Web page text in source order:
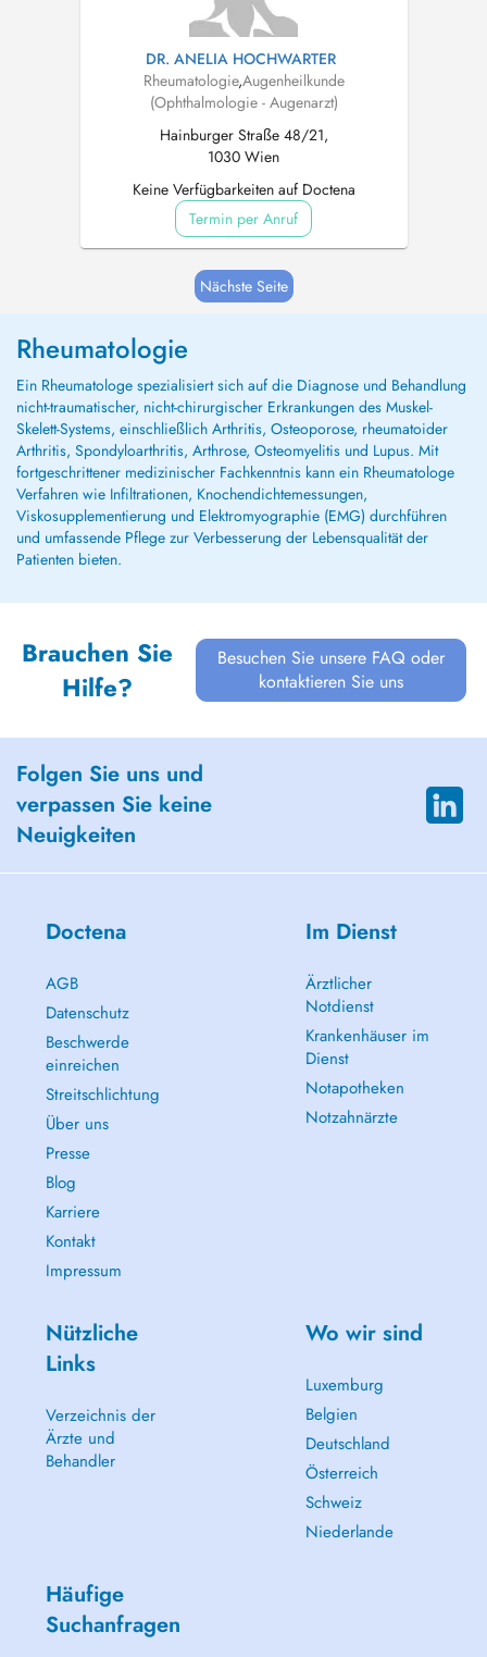
DR. ANELIA HOCHWARTER
Rheumatologie,Augenheilkunde
(Ophthalmologie - Augenarzt)
Hainburger Straße 48/21,
1030 Wien
Keine Verfügbarkeiten auf Doctena
Termin per Anruf
Nächste Seite
Rheumatologie
Ein Rheumatologe spezialisiert sich auf die Diagnose und Behandlung
nicht-traumatischer, nicht-chirurgischer Erkrankungen des Muskel-
Skelett-Systems, einschließlich Arthritis, Osteoporose, rheumatoider
Arthritis, Spondyloarthritis, Arthrose, Osteomyelitis und Lupus. Mit
fortgeschrittener medizinischer Fachkenntnis kann ein Rheumatologe
Verfahren wie Infiltrationen, Knochendichtemessungen,
Viskosupplementierung und Elektromyographie (EMG) durchführen
und umfassende Pflege zur Verbesserung der Lebensqualität der
Patienten bieten.
Brauchen Sie
Hilfe?
Besuchen Sie unsere FAQ oder
kontaktieren Sie uns
Folgen Sie uns und
verpassen Sie keine
Neuigkeiten
Doctena
AGB
Datenschutz
Beschwerde
einreichen
Streitschlichtung
Über uns
Presse
Blog
Karriere
Kontakt
Impressum
Im Dienst
Ärztlicher
Notdienst
Krankenhäuser im
Dienst
Notapotheken
Notzahnärzte
Nützliche
Links
Verzeichnis der
Ärzte und
Behandler
Wo wir sind
Luxemburg
Belgien
Deutschland
Österreich
Schweiz
Niederlande
Häufige
Suchanfragen